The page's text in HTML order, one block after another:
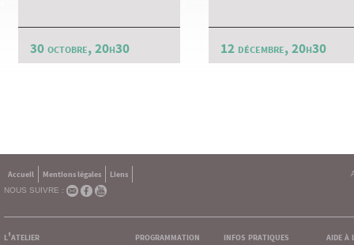
30 octobre, 20h30 12 décembre, 20h30
Accueil Mentions légales
Liens
NOUS SUIVRE :
l'atelier programmation infos pratiques aide